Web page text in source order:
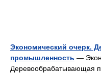
Экономический очерк.
промышленность —
Деревообрабатывающая